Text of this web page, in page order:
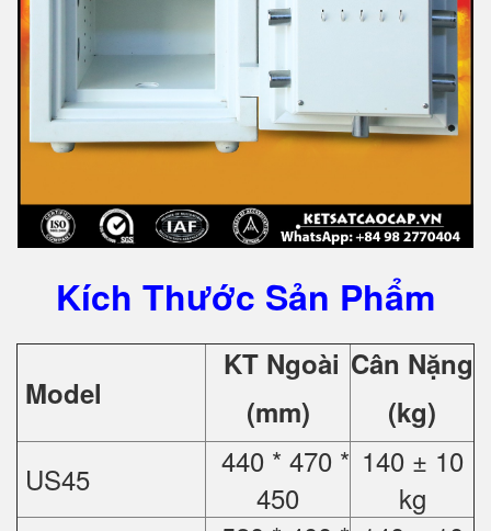
Kích Thước Sản Phẩm
Model
KT Ngoài
(mm)
Cân Nặng
(kg)
US45
440 * 470 *
450
140 ± 10
kg